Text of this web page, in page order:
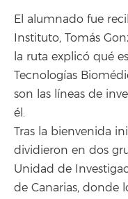
El alumnado fue
Instituto, Tomás
la ruta explicó qué
Tecnologías
son las líneas de
él.
Tras la bienvenida
dividieron en dos
Unidad de
de Canarias, donde